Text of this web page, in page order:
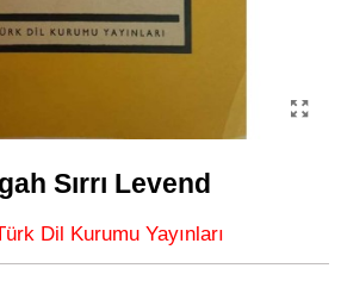
Sırrı Levend
Dil Kurumu Yayınları